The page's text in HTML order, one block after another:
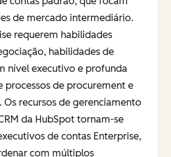
de mercado intermediário.
requerem habilidades
habilidades de
nível executivo e profunda
processos de procurement e
Os recursos de gerenciamento
da HubSpot tornam-se
de contas Enterprise,
com múltiplos